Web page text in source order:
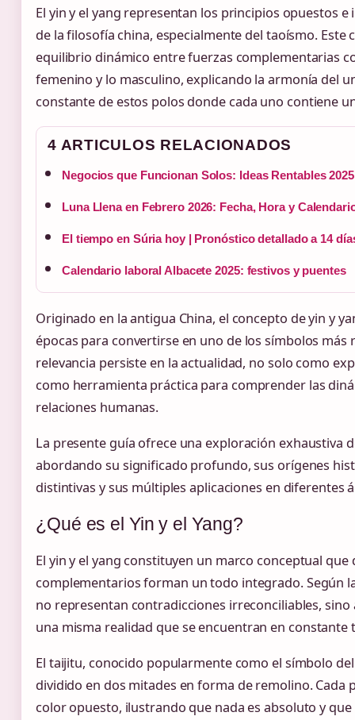
El yin y el yang representan los principios opuestos
de la filosofía china, especialmente del taoísmo.
equilibrio dinámico entre fuerzas complementarias
femenino y lo masculino, explicando la armonía del
constante de estos polos donde cada uno contiene
4 ARTICULOS RELACIONADOS
Negocios que Funcionan Solos: Ideas Rentables 2025
Luna Llena en Febrero 2026: Fecha, Hora y
El tiempo en Súria hoy | Pronóstico detallado a 14
Calendario laboral Albacete 2025: festivos y puentes
Originado en la antigua China, el concepto de yin y
épocas para convertirse en uno de los símbolos más
relevancia persiste en la actualidad, no solo como
como herramienta práctica para comprender las
relaciones humanas.
La presente guía ofrece una exploración exhaustiva
abordando su significado profundo, sus orígenes
distintivas y sus múltiples aplicaciones en diferentes
¿Qué es el Yin y el Yang?
El yin y el yang constituyen un marco conceptual
complementarios forman un todo integrado. Según
no representan contradicciones irreconciliables,
una misma realidad que se encuentran en
El taijitu, conocido popularmente como el símbolo
dividido en dos mitades en forma de remolino.
color opuesto, ilustrando que nada es absoluto y